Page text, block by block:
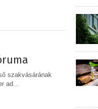
szakvásárának
ad...